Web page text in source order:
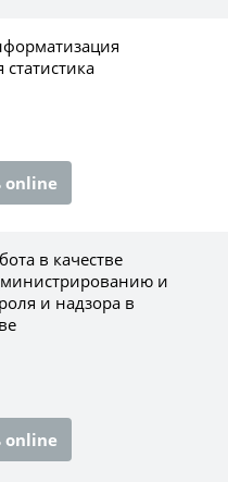
online
в качестве
и
и надзора в
online